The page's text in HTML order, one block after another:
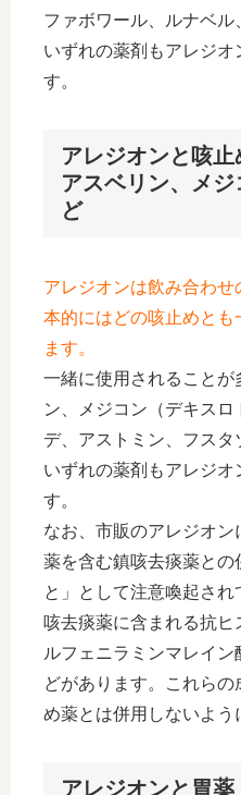
ファボワール、ルナベル
いずれの薬剤もアレジ
す。
アレジオンと咳止
アスベリン、メ
ど
アレジオンは飲み合わ
本的にはどの咳止めとも
ます。
一緒に使用されることが
ン、メジコン（デキス
デ、アストミン、フスタ
いずれの薬剤もアレジ
す。
なお、市販のアレジオ
薬を含む鎮咳去痰薬との
と」として注意喚起さ
咳去痰薬に含まれる抗ヒ
ルフェニラミンマレイ
どがあります。これら
め薬とは併用しないよう
アレジオンと胃